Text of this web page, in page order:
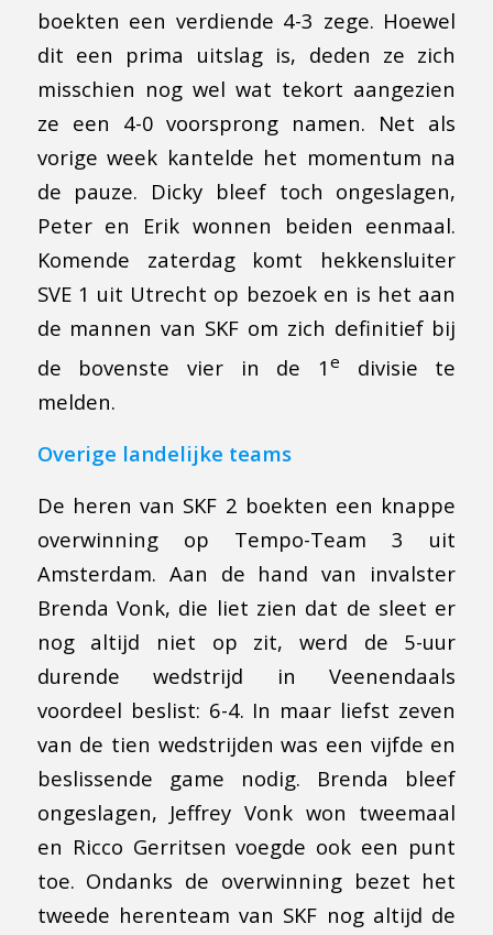
boekten een verdiende 4-3 zege. Hoewel
dit een prima uitslag is, deden ze zich
misschien nog wel wat tekort aangezien
ze een 4-0 voorsprong namen. Net als
vorige week kantelde het momentum na
de pauze. Dicky bleef toch ongeslagen,
Peter en Erik wonnen beiden eenmaal.
Komende zaterdag komt hekkensluiter
SVE 1 uit Utrecht op bezoek en is het aan
de mannen van SKF om zich definitief bij
de bovenste vier in de 1e
divisie te
melden.
Overige landelijke teams
De heren van SKF 2 boekten een knappe
overwinning op Tempo-Team 3 uit
Amsterdam. Aan de hand van invalster
Brenda Vonk, die liet zien dat de sleet er
nog altijd niet op zit, werd de 5-uur
durende wedstrijd in Veenendaals
voordeel beslist: 6-4. In maar liefst zeven
van de tien wedstrijden was een vijfde en
beslissende game nodig. Brenda bleef
ongeslagen, Jeffrey Vonk won tweemaal
en Ricco Gerritsen voegde ook een punt
toe. Ondanks de overwinning bezet het
tweede herenteam van SKF nog altijd de